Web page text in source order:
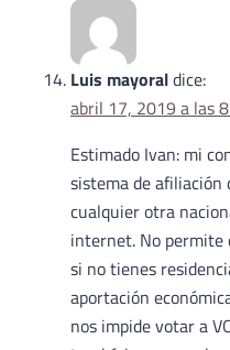
Luis mayoraldice:
abril 17, 2019 a las
Estimado Ivan: mi
sistema de afiliación
cualquier otra
internet. No permite
si no tienes
aportación
nos impide votar a